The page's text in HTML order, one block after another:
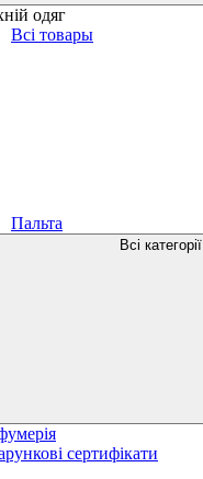
одяг
Всі товары
Пальта
Всі категорії
сертифікати